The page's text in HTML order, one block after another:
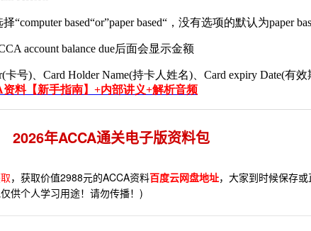
based“or”paper based“，没有选项的默认为paper
account balance due后面会显示金额
)、Card Holder Name(持卡人姓名)、Card expiry Date(有效
料【新手指南】+内部讲义+解析音频